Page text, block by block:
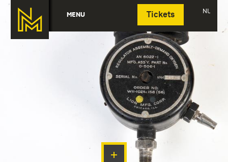
MENU Tickets NL
Deutsch